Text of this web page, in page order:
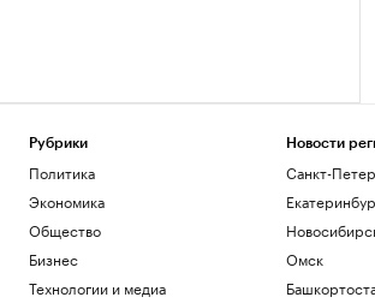
Рубрики
Политика
Экономика
Общество
Бизнес
Технологии и медиа
Новости
Санкт-
Омск